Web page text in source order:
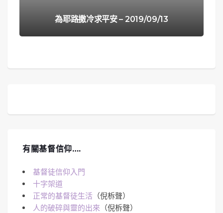
為耶路撒冷求平安 – 2019/09/13
有關基督信仰….
基督徒信仰入門
十字架道
正常的基督徒生活 （倪柝聲）
人的破碎與靈的出來 （倪柝聲）